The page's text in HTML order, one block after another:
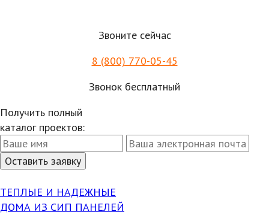
Звоните сейчас
8 (800) 770-05-45
Звонок бесплатный
Получить полный
каталог проектов:
ТЕПЛЫЕ И НАДЕЖНЫЕ
ДОМА ИЗ СИП ПАНЕЛЕЙ